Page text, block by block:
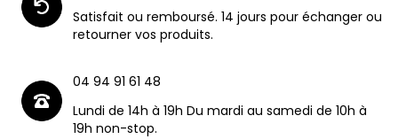
Satisfait ou remboursé. 14 jours pour échanger ou
retourner vos produits.
04 94 91 61 48
Lundi de 14h à 19h Du mardi au samedi de 10h à
19h non-stop.